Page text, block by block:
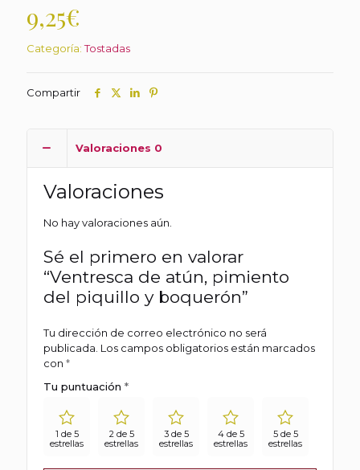
9,25€
Categoría:Tostadas
Compartir
Valoraciones 0
Valoraciones
No hay valoraciones aún.
Sé el primero en valorar
“Ventresca de atún, pimiento
del piquillo y boquerón”
Tu dirección de correo electrónico no será
publicada. Los campos obligatorios están marcados
con *
Tu puntuación *
1 de 5
estrellas
2 de 5
estrellas
3 de 5
estrellas
4 de 5
estrellas
5 de 5
estrellas